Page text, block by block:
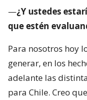
—¿Y ustedes
que estén
Para nosotros hoy
generar, en los
adelante las
para Chile. Creo